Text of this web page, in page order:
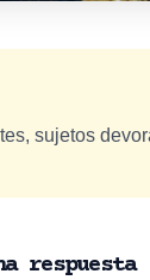
sujetos
respuesta